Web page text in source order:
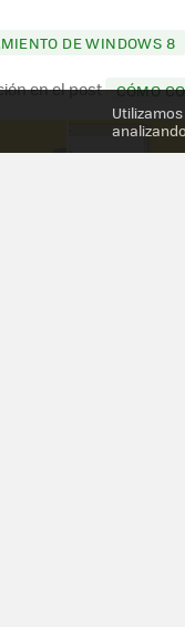
DE WINDOWS 8
en el post
CÓMO